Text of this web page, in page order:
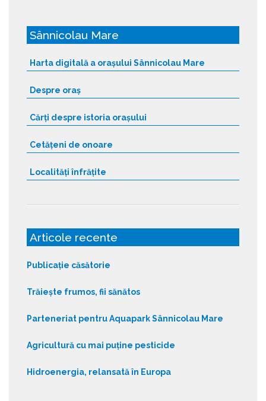
Sânnicolau Mare
Harta digitală a orașului Sânnicolau Mare
Despre oraș
Cărți despre istoria orașului
Cetățeni de onoare
Localități înfrățite
Articole recente
Publicație căsătorie
Trăiește frumos, fii sănătos
Parteneriat pentru Aquapark Sânnicolau Mare
Agricultură cu mai puține pesticide
Hidroenergia, relansată în Europa